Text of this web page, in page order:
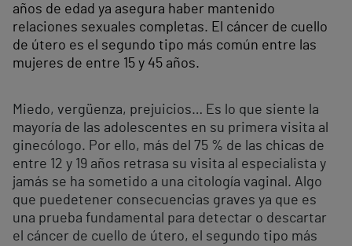
años de edad ya asegura haber mantenido
relaciones sexuales completas. El cáncer de cuello
de útero es el segundo tipo más común entre las
mujeres de entre 15 y 45 años.
Miedo, vergüenza, prejuicios… Es lo que siente la
mayoría de las adolescentes en su primera visita al
ginecólogo. Por ello, más del 75 % de las chicas de
entre 12 y 19 años retrasa su visita al especialista y
jamás se ha sometido a una citología vaginal. Algo
que puedetener consecuencias graves ya que es
una prueba fundamental para detectar o descartar
el cáncer de cuello de útero, el segundo tipo más